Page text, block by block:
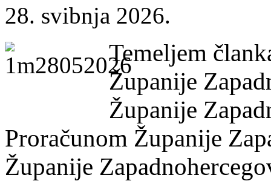
28. svibnja 2026.
Temeljem
Županije
Županije
Proračunom Županije
Županije